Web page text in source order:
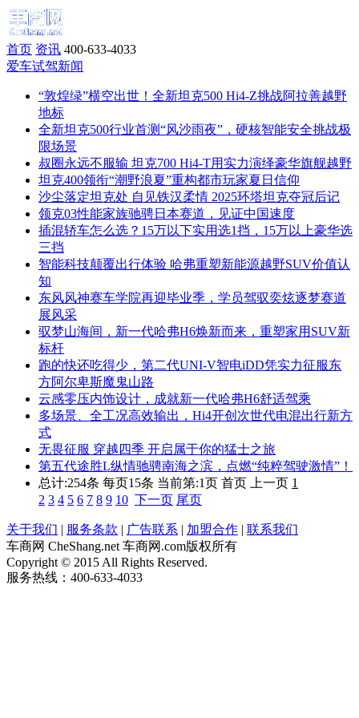
首页 资讯 400-633-4033
爱车试驾新闻
“敦煌绿”横空出世！全新坦克500 Hi4-Z挑战阿拉善越野
地标
全新坦克500行业首测“风沙雨夜”，硬核智能安全挑战极
限场景
叔圈永远不服输 坦克700 Hi4-T用实力演绎豪华旗舰越野
坦克400领衔“潮野浪夏”重构都市玩家夏日信仰
沙尘落定坦克处 自见铁汉柔情 2025环塔坦克夺冠后记
领克03性能家族驰骋日本赛道，见证中国速度
插混轿车怎么选？15万以下实用选1挡，15万以上豪华选
三挡
智能科技颠覆出行体验 哈弗重塑新能源越野SUV价值认
知
东风风神赛车学院再迎毕业季，学员驾驭奕炫逐梦赛道
展风采
驭梦山海间，新一代哈弗H6焕新而来，重塑家用SUV新
标杆
跑的快还吃得少，第二代UNI-V智电iDD凭实力征服东
方阿尔卑斯魔鬼山路
云感零压内饰设计，成就新一代哈弗H6舒适驾乘
多场景、全工况高效输出，Hi4开创次世代电混出行新方
式
无畏征服 穿越四季 开启属于你的猛士之旅
第五代途胜L纵情驰骋南海之滨，点燃“纯粹驾驶激情”！
总计:254条 每页15条 当前第:1页 首页 上一页 1
2 3 4 5 6 7 8 9 10 下一页 尾页
关于我们 | 服务条款 | 广告联系 | 加盟合作 | 联系我们
车商网 CheShang.net 车商网.com版权所有
Copyright © 2015 All Rights Reserved.
服务热线：400-633-4033